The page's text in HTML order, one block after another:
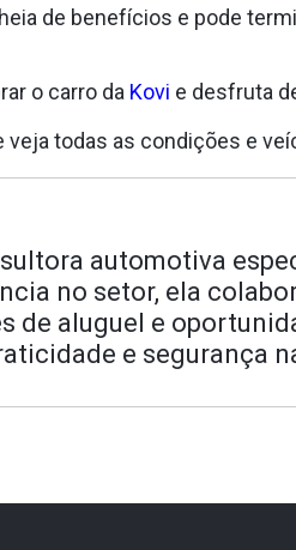
de benefícios e pode
o carro da Kovi e desfruta
veja todas as condições e
automotiva
no setor, ela
de aluguel e
e segurança